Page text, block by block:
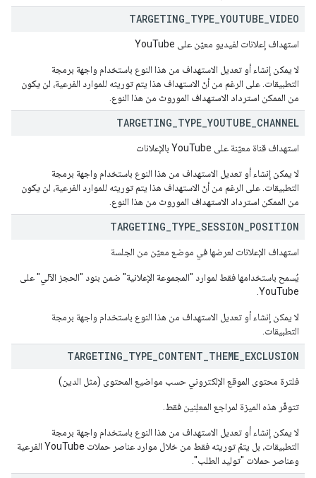
TARGETING TYPE YOUTUBE VIDEO
استهداف إعلانات لفيديو معيّن على YouTube
لا يمكن إنشاء أو تعديل الاستهداف من هذا النوع باستخدام واجهة برمجة
التطبيقات. على الرغم من أنّ الاستهداف هذا يتم توريثه للموارد الفرعية، لن يكون
من الممكن استرداد الاستهداف الموروث من هذا النوع
TARGETING TYPE YOUTUBE CHANNEL
استهداف قناة معيّنة على YouTube بالإعلانات
لا يمكن إنشاء أو تعديل الاستهداف من هذا النوع باستخدام واجهة برمجة
التطبيقات. على الرغم من أنّ الاستهداف هذا يتم توريثه للموارد الفرعية، لن يكون
من الممكن استرداد الاستهداف الموروث من هذا النوع
TARGETING TYPE SESSION POSITION
استهداف الإعلانات لعرضها في موضع معيّن من الجلسة
يُسمح باستخدامها فقط لموارد "المجموعة الإعلانية" ضمن بنود "الحجز الآلي" على
YouTube.
لا يمكن إنشاء أو تعديل الاستهداف من هذا النوع باستخدام واجهة برمجة
التطبيقات.
TARGETING TYPE CONTENT THEME EXCLUSION
فلترة محتوى الموقع الإلكتروني حسب مواضيع المحتوى (مثل الدين)
تتوفّر هذه الميزة لمراجع المعلِنين فقط.
لا يمكن إنشاء أو تعديل الاستهداف من هذا النوع باستخدام واجهة برمجة
التطبيقات، بل يتمّ توريثه فقط من خلال موارد عناصر حملات YouTube الفرعية
وعناصر حملات "توليد الطلب".